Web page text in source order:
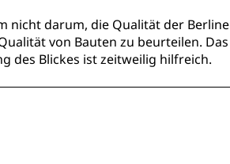
nicht darum, die Qualität der
von Bauten zu beurteilen.
des Blickes ist zeitweilig hilfreich.